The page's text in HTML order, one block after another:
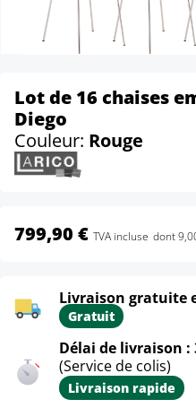
Lot de 16 chaises
Diego
Couleur: Rouge
799,90 € TVA incluse dont
Livraison gratuite
Gratuit
Délai de livraison :
(Service de colis)
Livraison rapide